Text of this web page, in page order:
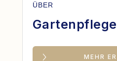
ÜBER
Gartenpflege
MEHR